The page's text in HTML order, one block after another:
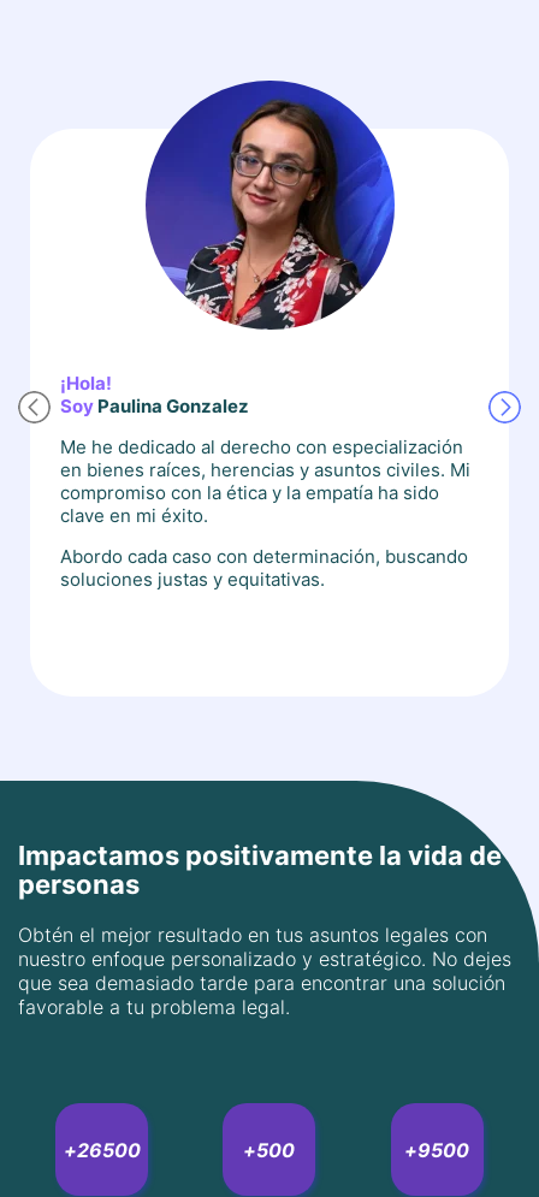
¡Hola!
Soy Paulina Gonzalez
Me he dedicado al derecho con especialización
en bienes raíces, herencias y asuntos civiles. Mi
compromiso con la ética y la empatía ha sido
clave en mi éxito.
Abordo cada caso con determinación, buscando
soluciones justas y equitativas.
Impactamos positivamente la vida de
personas
Obtén el mejor resultado en tus asuntos legales con
nuestro enfoque personalizado y estratégico. No dejes
que sea demasiado tarde para encontrar una solución
favorable a tu problema legal.
+26500 +500 +9500